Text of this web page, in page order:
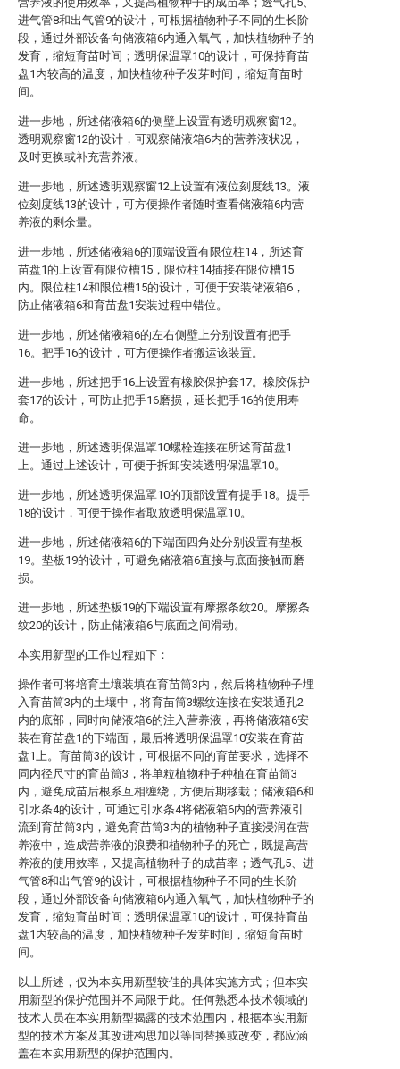
进气管8和出气管9的设计，可根据植物种子不同的生长阶
段，通过外部设备向储液箱6内通入氧气，加快植物种子的
发育，缩短育苗时间；透明保温罩10的设计，可保持育苗
盘1内较高的温度，加快植物种子发芽时间，缩短育苗时
间。
进一步地，所述储液箱6的侧壁上设置有透明观察窗12。
透明观察窗12的设计，可观察储液箱6内的营养液状况，
及时更换或补充营养液。
进一步地，所述透明观察窗12上设置有液位刻度线13。液
位刻度线13的设计，可方便操作者随时查看储液箱6内营
养液的剩余量。
进一步地，所述储液箱6的顶端设置有限位柱14，所述育
苗盘1的上设置有限位槽15，限位柱14插接在限位槽15
内。限位柱14和限位槽15的设计，可便于安装储液箱6，
防止储液箱6和育苗盘1安装过程中错位。
进一步地，所述储液箱6的左右侧壁上分别设置有把手
16。把手16的设计，可方便操作者搬运该装置。
进一步地，所述把手16上设置有橡胶保护套17。橡胶保护
套17的设计，可防止把手16磨损，延长把手16的使用寿
命。
进一步地，所述透明保温罩10螺栓连接在所述育苗盘1
上。通过上述设计，可便于拆卸安装透明保温罩10。
进一步地，所述透明保温罩10的顶部设置有提手18。提手
18的设计，可便于操作者取放透明保温罩10。
进一步地，所述储液箱6的下端面四角处分别设置有垫板
19。垫板19的设计，可避免储液箱6直接与底面接触而磨
损。
进一步地，所述垫板19的下端设置有摩擦条纹20。摩擦条
纹20的设计，防止储液箱6与底面之间滑动。
本实用新型的工作过程如下：
操作者可将培育土壤装填在育苗筒3内，然后将植物种子埋
入育苗筒3内的土壤中，将育苗筒3螺纹连接在安装通孔2
内的底部，同时向储液箱6的注入营养液，再将储液箱6安
装在育苗盘1的下端面，最后将透明保温罩10安装在育苗
盘1上。育苗筒3的设计，可根据不同的育苗要求，选择不
同内径尺寸的育苗筒3，将单粒植物种子种植在育苗筒3
内，避免成苗后根系互相缠绕，方便后期移栽；储液箱6和
引水条4的设计，可通过引水条4将储液箱6内的营养液引
流到育苗筒3内，避免育苗筒3内的植物种子直接浸润在营
养液中，造成营养液的浪费和植物种子的死亡，既提高营
养液的使用效率，又提高植物种子的成苗率；透气孔5、进
气管8和出气管9的设计，可根据植物种子不同的生长阶
段，通过外部设备向储液箱6内通入氧气，加快植物种子的
发育，缩短育苗时间；透明保温罩10的设计，可保持育苗
盘1内较高的温度，加快植物种子发芽时间，缩短育苗时
间。
以上所述，仅为本实用新型较佳的具体实施方式；但本实
用新型的保护范围并不局限于此。任何熟悉本技术领域的
技术人员在本实用新型揭露的技术范围内，根据本实用新
型的技术方案及其改进构思加以等同替换或改变，都应涵
盖在本实用新型的保护范围内。